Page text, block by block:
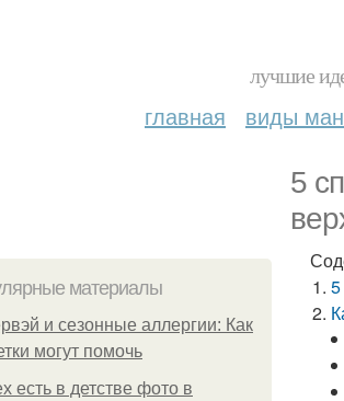
лучшие
главная виды
5
материалы
и сезонные аллергии: Как
могут помочь
есть в детстве фото в